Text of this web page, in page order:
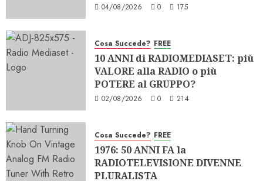
04/08/2026 0 175
Cosa Succede? FREE
10 ANNI di RADIOMEDIASET: più
VALORE alla RADIO o più
POTERE al GRUPPO?
02/08/2026 0 214
Cosa Succede? FREE
1976: 50 ANNI FA la
RADIOTELEVISIONE DIVENNE
PLURALISTA